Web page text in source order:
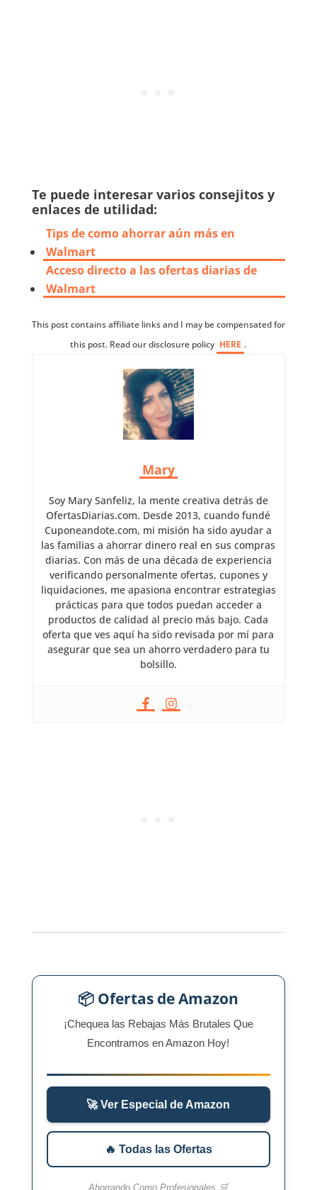
Te puede interesar varios consejitos y
enlaces de utilidad:
Tips de como ahorrar aún más en
Walmart
Acceso directo a las ofertas diarias de
Walmart
This post contains affiliate links and I may be compensated for
this post. Read our disclosure policy HERE .
Mary
Soy Mary Sanfeliz, la mente creativa detrás de
OfertasDiarias.com. Desde 2013, cuando fundé
Cuponeandote.com, mi misión ha sido ayudar a
las familias a ahorrar dinero real en sus compras
diarias. Con más de una década de experiencia
verificando personalmente ofertas, cupones y
liquidaciones, me apasiona encontrar estrategias
prácticas para que todos puedan acceder a
productos de calidad al precio más bajo. Cada
oferta que ves aquí ha sido revisada por mí para
asegurar que sea un ahorro verdadero para tu
bolsillo.
📦 Ofertas de Amazon
¡Chequea las Rebajas Más Brutales Que
Encontramos en Amazon Hoy!
🚀 Ver Especial de Amazon
🔥 Todas las Ofertas
Ahorrando Como Profesionales 🛒